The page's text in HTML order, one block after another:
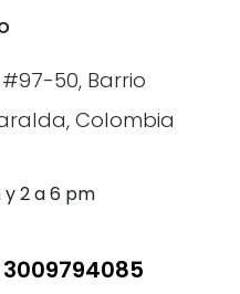
50, Barrio
Colombia
y 2 a 6 pm